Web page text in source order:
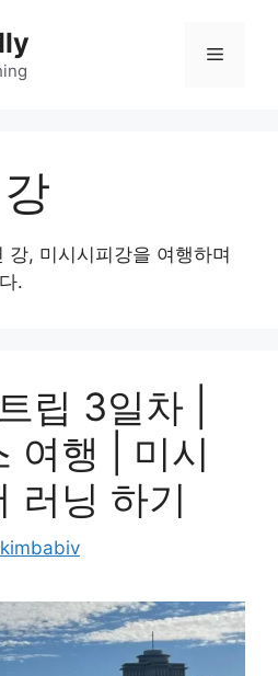
메
강, 미시시피강을 여행하며
.
립 3일차 |
여행 | 미시
러닝 하기
kimbabiv